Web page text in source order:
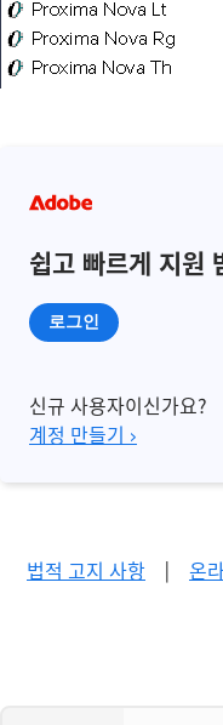
쉽고 빠르게 지원
로그인
신규 사용자이신가요?
계정 만들기 ›
법적 고지 사항 | 온